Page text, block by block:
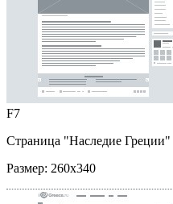
F7
Страница "Наследие Греции"
Размер: 260x340